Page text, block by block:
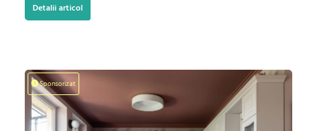
Detalii articol
Sponsorizat